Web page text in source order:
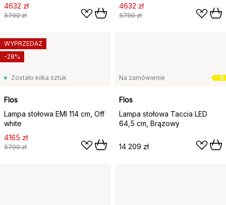
4632 zł
5790 zł
4632 zł
5790 zł
Zostało kilka sztuk
Flos
Lampa stołowa EMI 114 cm, Off
white
4165 zł
5790 zł
WYPRZEDAŻ
-28%
D
Na zamówienie
Flos
Lampa stołowa Taccia LED
64,5 cm, Brązowy
14 209 zł